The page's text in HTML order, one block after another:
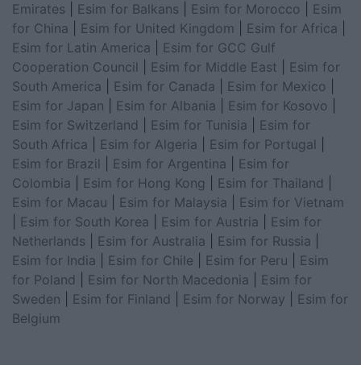
Emirates
Esim for Balkans Esim for Morocco
Esim
for China
Esim for United Kingdom Esim for Africa
Esim for Latin America
Esim for GCC Gulf
Cooperation Council
Esim for Middle East
Esim for
South America
Esim for Canada Esim for Mexico
Esim for Japan
Esim for Albania Esim for Kosovo
Esim for Switzerland
Esim for Tunisia
Esim for
South Africa
Esim for Algeria Esim for Portugal
Esim for Brazil
Esim for Argentina
Esim for
Colombia
Esim for Hong Kong Esim for Thailand
Esim for Macau
Esim for Malaysia
Esim for Vietnam
Esim for South Korea Esim for Austria
Esim for
Netherlands
Esim for Australia Esim for Russia
Esim for India
Esim for Chile Esim for Peru
Esim
for Poland
Esim for North Macedonia
Esim for
Sweden
Esim for Finland Esim for Norway
Esim for
Belgium